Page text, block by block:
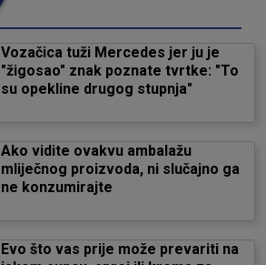
Vozačica tuži Mercedes jer ju je
"žigosao" znak poznate tvrtke: "To
su opekline drugog stupnja"
Ako vidite ovakvu ambalažu
mliječnog proizvoda, ni slučajno ga
ne konzumirajte
Evo što vas prije može prevariti na